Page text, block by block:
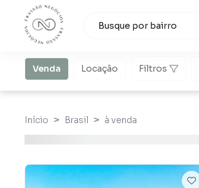
Venda Locação Filtros
Início Brasil à venda